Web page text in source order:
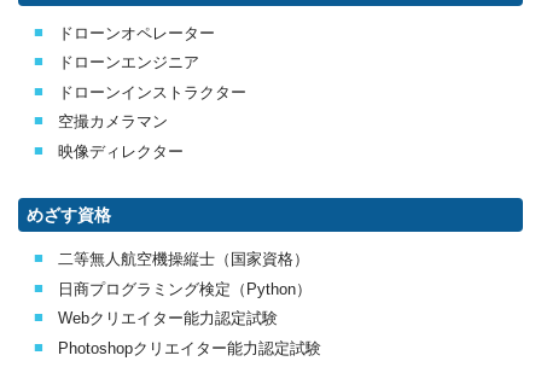
ドローンオペレーター
ドローンエンジニア
ドローンインストラクター
空撮カメラマン
映像ディレクター
めざす資格
二等無人航空機操縦士（国家資格）
日商プログラミング検定（Python）
Webクリエイター能力認定試験
Photoshopクリエイター能力認定試験